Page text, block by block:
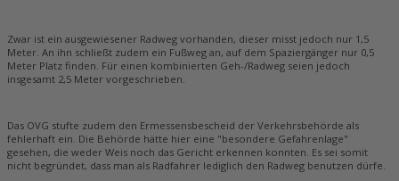
Zwar ist ein ausgewiesener Radweg vorhanden, dieser misst jedoch nur 1,5
Meter. An ihn schließt zudem ein Fußweg an, auf dem Spaziergänger nur 0,5
Meter Platz finden. Für einen kombinierten Geh-/Radweg seien jedoch
insgesamt 2,5 Meter vorgeschrieben.
Das OVG stufte zudem den Ermessensbescheid der Verkehrsbehörde als
fehlerhaft ein. Die Behörde hätte hier eine "besondere Gefahrenlage"
gesehen, die weder Weis noch das Gericht erkennen konnten. Es sei somit
nicht begründet, dass man als Radfahrer lediglich den Radweg benutzen dürfe.